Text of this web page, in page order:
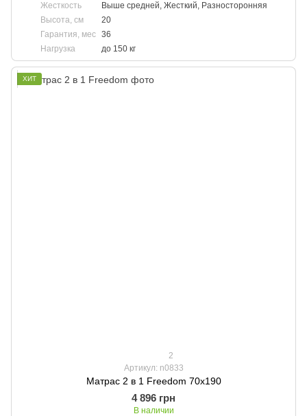
Жесткость
Выше средней, Жесткий, Разносторонняя
Высота, см
20
Гарантия, мес
36
Нагрузка
до 150 кг
ХИТ
2
Артикул: n0833
Матрас 2 в 1 Freedom 70х190
4 896 грн
В наличии